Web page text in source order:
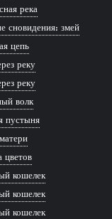
река
сновидения: змей
цепь
реку
реку
волк
пустыня
цветов
кошелек
кошелек
кошелек